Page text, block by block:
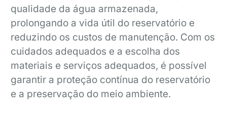
qualidade da água armazenada,
prolongando a vida útil do reservatório e
reduzindo os custos de manutenção. Com os
cuidados adequados e a escolha dos
materiais e serviços adequados, é possível
garantir a proteção contínua do reservatório
e a preservação do meio ambiente.